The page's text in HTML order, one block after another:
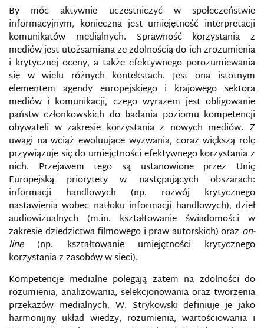
By móc aktywnie uczestniczyć w społeczeństwie
informacyjnym, konieczna jest umiejętność interpretacji
komunikatów medialnych. Sprawność korzystania z
mediów jest utożsamiana ze zdolnością do ich zrozumienia
i krytycznej oceny, a także efektywnego porozumiewania
się w wielu różnych kontekstach. Jest ona istotnym
elementem agendy europejskiego i krajowego sektora
mediów i komunikacji, czego wyrazem jest obligowanie
państw członkowskich do badania poziomu kompetencji
obywateli w zakresie korzystania z nowych mediów. Z
uwagi na wciąż ewoluujące wyzwania, coraz większą rolę
przywiązuje się do umiejętności efektywnego korzystania z
nich. Przejawem tego są ustanowione przez Unię
Europejską priorytety w następujących obszarach:
informacji handlowych (np. rozwój krytycznego
nastawienia wobec natłoku informacji handlowych), dzieł
audiowizualnych (m.in. kształtowanie świadomości w
zakresie dziedzictwa filmowego i praw autorskich) oraz on-
line(np. kształtowanie umiejętności krytycznego
korzystania z zasobów w sieci).
Kompetencje medialne polegają zatem na zdolności do
rozumienia, analizowania, selekcjonowania oraz tworzenia
przekazów medialnych. W. Strykowski definiuje je jako
harmonijny układ wiedzy, rozumienia, wartościowania i
KONCEPCJA WAY OF WARFARE
KONTRWYWIAD
KRAJOWY SYSTEM CYBERBEZPIECZEŃSTWA
KRYMINALISTYKA MEDIÓW CYFROWYCH
KULTURA BEZPIECZEŃSTWA INFORMACYJNEGO
KULTURA INFORMACYJNA
LUKA WIEDZY
MANIPULACJA HISTORIĄ
MANIPULACJA INFORMACJĄ
MANIPULACJA MEDIALNA
MEDIA BIAS